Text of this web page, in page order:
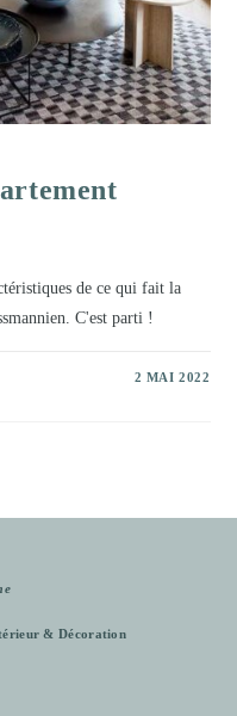
de ce qui fait la
C'est parti !
2 MAI 2022
& Décoration